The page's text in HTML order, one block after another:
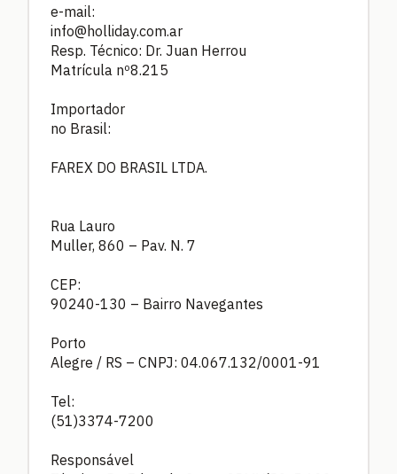
e-mail:
info@holliday.com.ar
Resp. Técnico: Dr. Juan Herrou
Matrícula nº8.215
Importador
no Brasil:
FAREX DO BRASIL LTDA.
Rua Lauro
Muller, 860 – Pav. N. 7
CEP:
90240-130 – Bairro Navegantes
Porto
Alegre / RS – CNPJ: 04.067.132/0001-91
Tel:
(51)3374-7200
Responsável